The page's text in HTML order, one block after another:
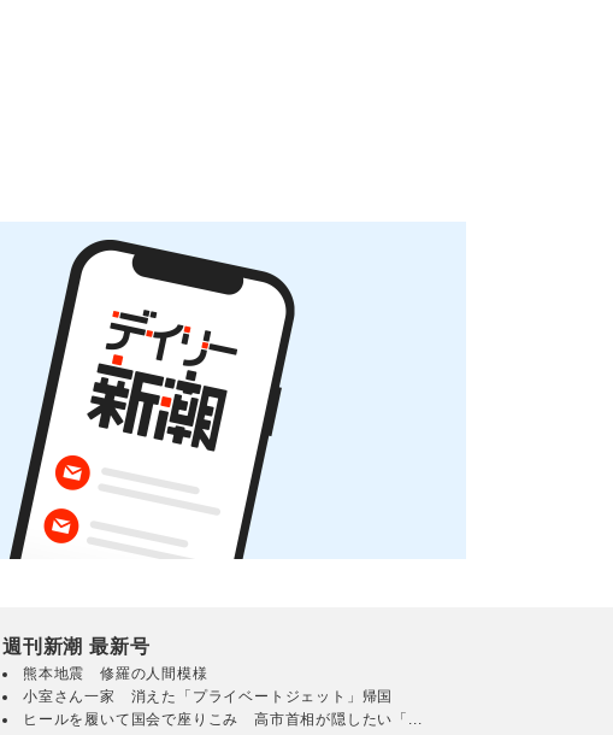
週刊新潮 最新号
熊本地震 修羅の人間模様
小室さん一家 消えた「プライベートジェット」帰国
ヒールを履いて国会で座りこみ 高市首相が隠したい「...